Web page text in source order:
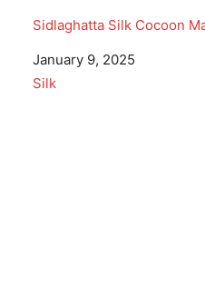
Sidlaghatta Silk Cocoon
Date
January 9, 2025
In relation to
Silk